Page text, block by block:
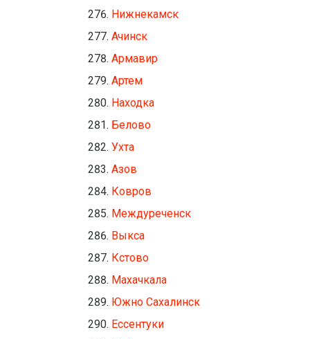
Нижнекамск
Ачинск
Армавир
Артем
Находка
Белово
Ухта
Азов
Ковров
Междуреченск
Выкса
Кстово
Махачкала
Южно Сахалинск
Ессентуки